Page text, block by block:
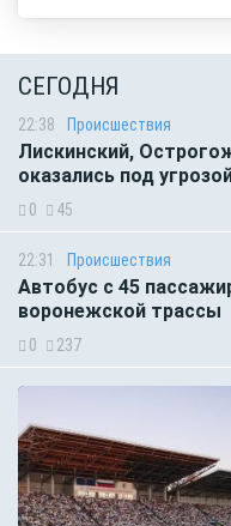
СЕГОДНЯ
22:38 Происшествия
Лискинский,
оказались под
0 45
22:31 Происшествия
Автобус с 45
воронежской трассы
0 237